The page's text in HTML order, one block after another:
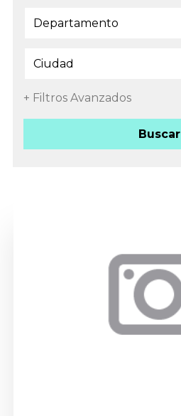
Departamento
+ Filtros Avanzados
Buscar